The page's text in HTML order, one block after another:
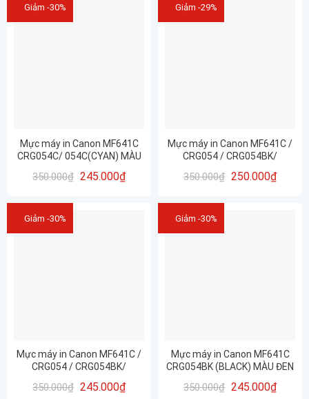
Giảm -30%
Mực máy in Canon MF641C
CRG054C/ 054C(CYAN) MÀU
350.000₫ 245.000₫
Giảm -29%
Mực máy in Canon MF641C /
CRG054 / CRG054BK/
CRG054M
350.000₫ 250.000₫
Giảm -30%
Mực máy in Canon MF641C /
CRG054 / CRG054BK/
CRG054M
350.000₫ 245.000₫
Giảm -30%
Mực máy in Canon MF641C
CRG054BK (BLACK) MÀU ĐEN
350.000₫ 245.000₫